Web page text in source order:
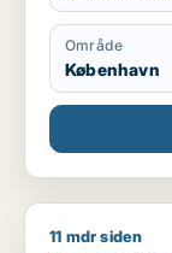
Område
København
Emma søger
11 mdr siden